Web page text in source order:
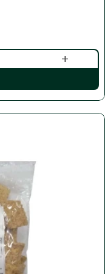
+